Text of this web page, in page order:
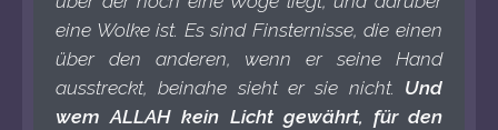
eine Wolke ist. Es sind Finsternisse, die einen
über den anderen, wenn er seine Hand
ausstreckt, beinahe sieht er sie nicht. Und
wem ALLAH kein Licht gewährt, für den